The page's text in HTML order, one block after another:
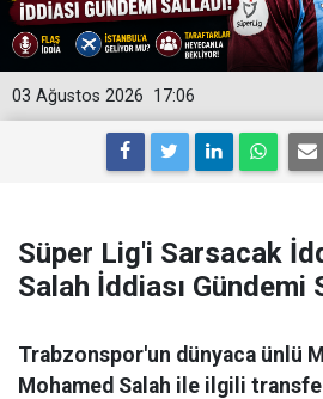
17:06
03 Ağustos 2026
Süper Lig'i Sarsacak
Salah İddiası Gündemi
Trabzonspor'un dünyaca ünlü
Mohamed Salah ile ilgili